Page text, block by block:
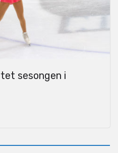
sesongen i